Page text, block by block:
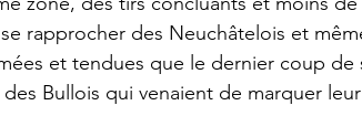
rapprocher des Neuchâtelois et
et tendues que le dernier coup de
Bullois qui venaient de marquer